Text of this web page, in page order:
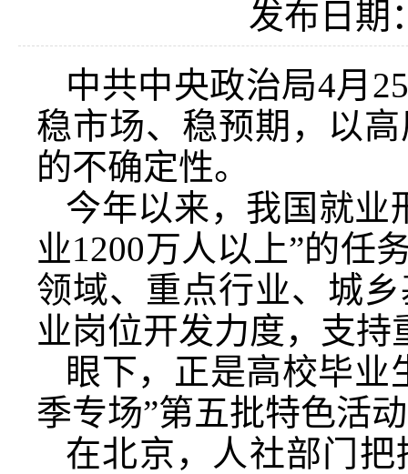
发布日期
中共中央政治局4月
稳市场、稳预期，以
的不确定性。
今年以来，我国就业
业1200万人以上”的任
领域、重点行业、城
业岗位开发力度，支持
眼下，正是高校毕业
季专场”第五批特色活
在北京，人社部门